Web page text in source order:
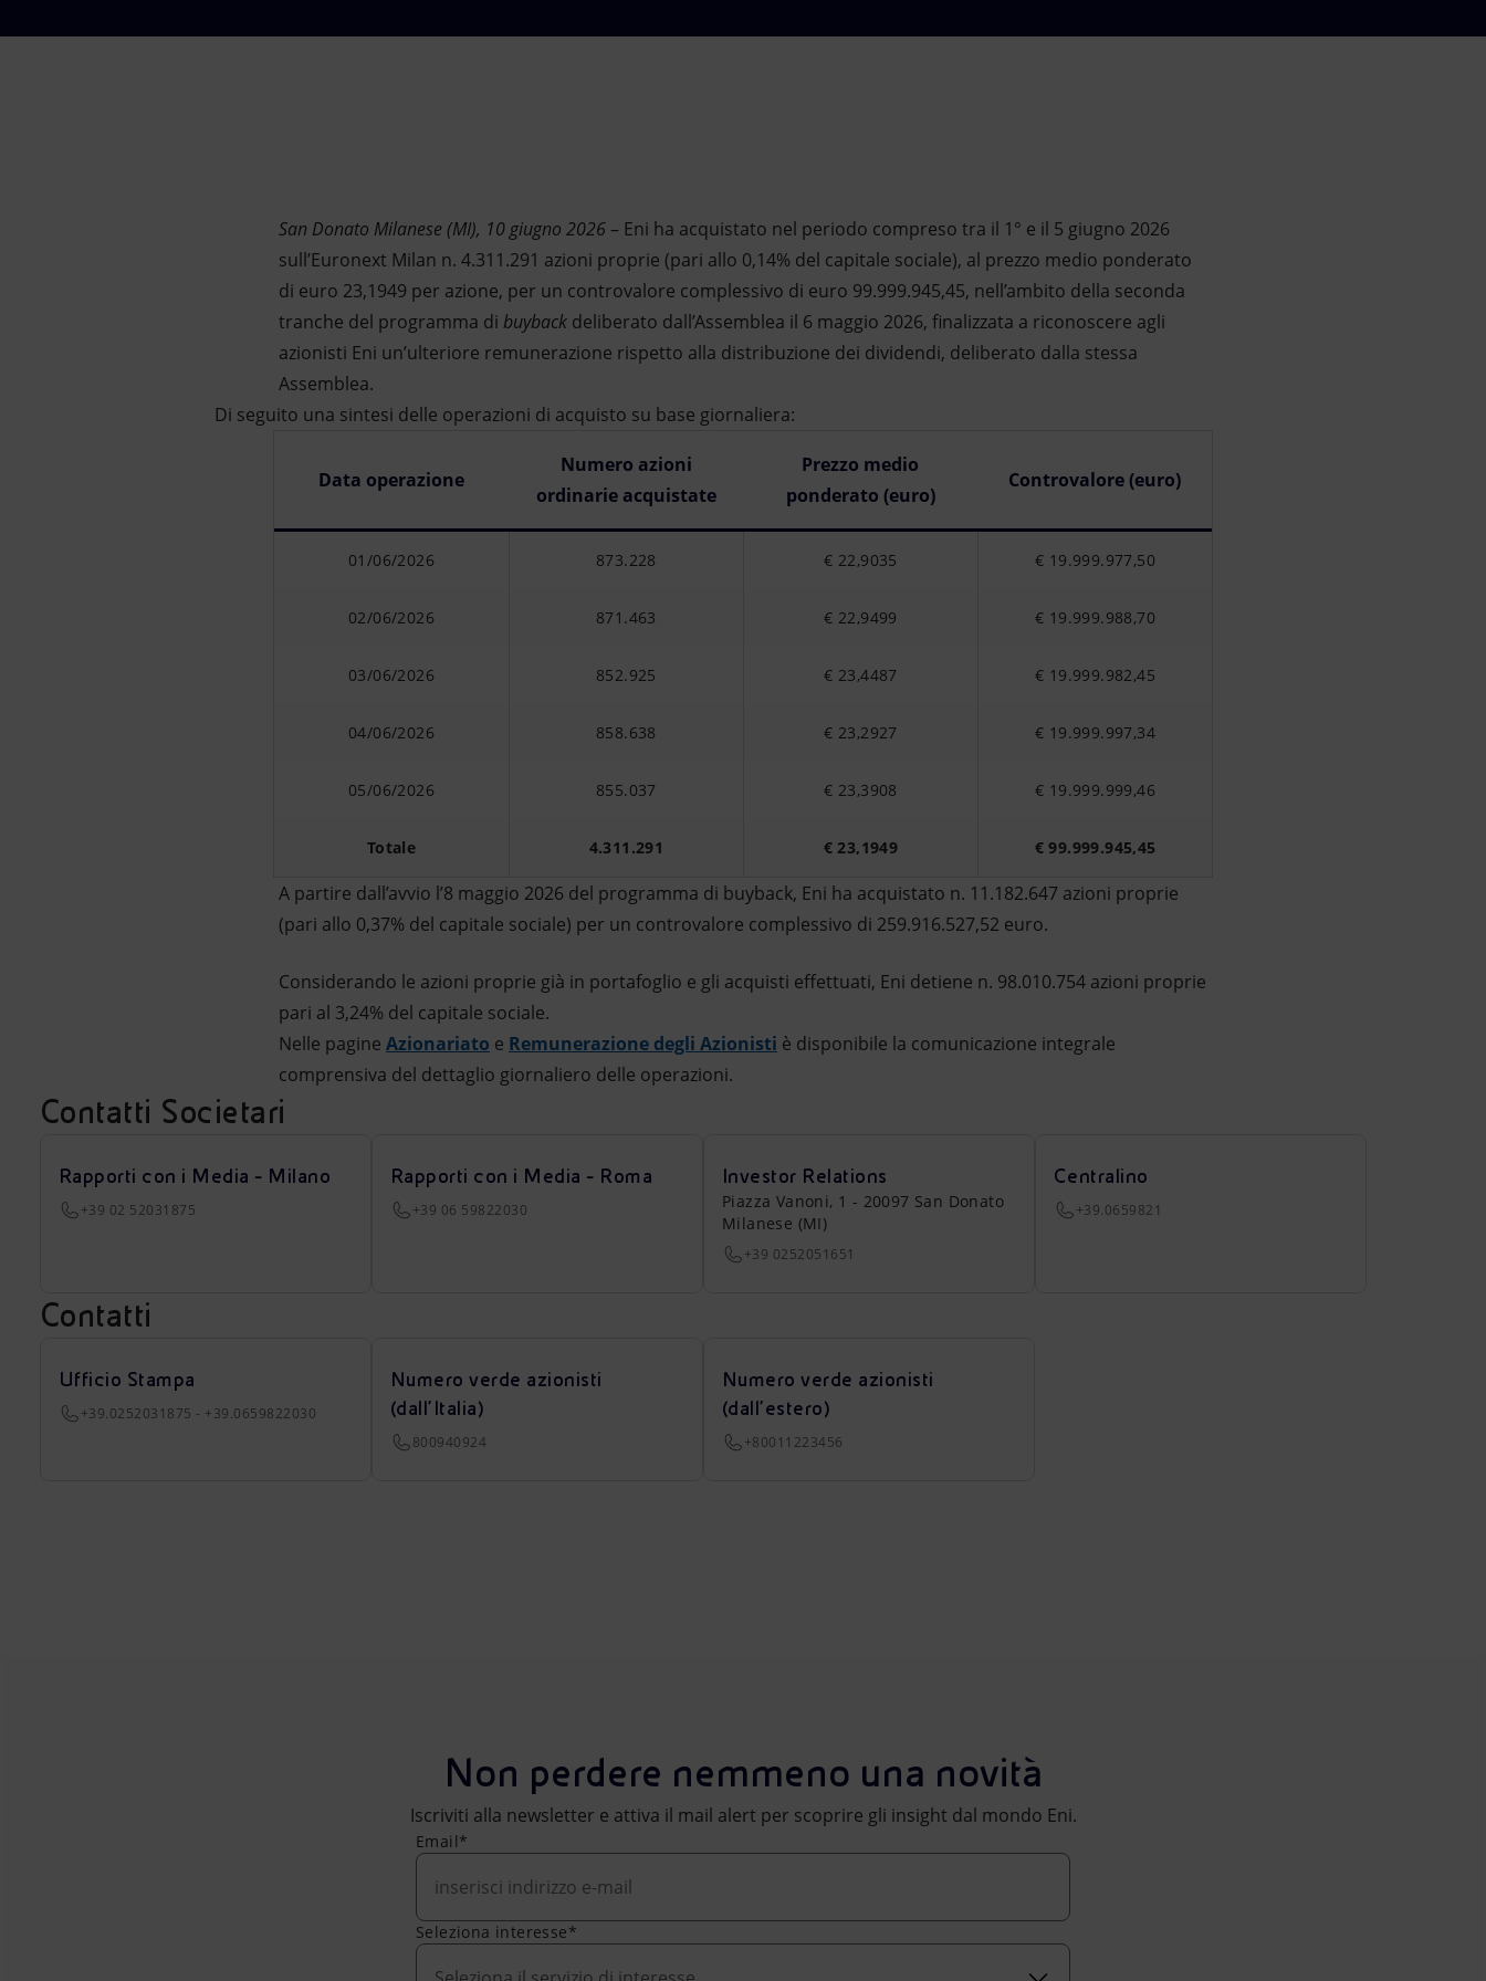
San Donato Milanese (MI), 10 giugno 2026 – Eni ha acquistato nel periodo compreso tra il 1° e il 5 giugno 2026
sull’Euronext Milan n. 4.311.291 azioni proprie (pari allo 0,14% del capitale sociale), al prezzo medio ponderato
di euro 23,1949 per azione, per un controvalore complessivo di euro 99.999.945,45, nell’ambito della seconda
tranche del programma di buyback deliberato dall’Assemblea il 6 maggio 2026, finalizzata a riconoscere agli
azionisti Eni un’ulteriore remunerazione rispetto alla distribuzione dei dividendi, deliberato dalla stessa
Assemblea.
Di seguito una sintesi delle operazioni di acquisto su base giornaliera:
Data operazione
Numero azioni
ordinarie acquistate
Prezzo medio
ponderato (euro)
Controvalore (euro)
01/06/2026 873.228 € 22,9035 € 19.999.977,50
02/06/2026 871.463 € 22,9499 € 19.999.988,70
03/06/2026 852.925 € 23,4487 € 19.999.982,45
04/06/2026 858.638 € 23,2927 € 19.999.997,34
05/06/2026 855.037 € 23,3908 € 19.999.999,46
Totale 4.311.291 € 23,1949 € 99.999.945,45
A partire dall’avvio l’8 maggio 2026 del programma di buyback, Eni ha acquistato n. 11.182.647 azioni proprie
(pari allo 0,37% del capitale sociale) per un controvalore complessivo di 259.916.527,52 euro.
Considerando le azioni proprie già in portafoglio e gli acquisti effettuati, Eni detiene n. 98.010.754 azioni proprie
pari al 3,24% del capitale sociale.
Nelle pagine Azionariato e Remunerazione degli Azionisti è disponibile la comunicazione integrale
comprensiva del dettaglio giornaliero delle operazioni.
Contatti Societari
Rapporti con i Media - Milano
+39 02 52031875
Rapporti con i Media - Roma
+39 06 59822030
Investor Relations
Piazza Vanoni, 1 - 20097 San Donato
Milanese (MI)
+39 0252051651
Centralino
+39.0659821
Contatti
Ufficio Stampa
+39.0252031875 - +39.0659822030
Numero verde azionisti
(dall’Italia)
800940924
Numero verde azionisti
(dall’estero)
+80011223456
Non perdere nemmeno una novità
Iscriviti alla newsletter e attiva il mail alert per scoprire gli insight dal mondo Eni.
Email*
Seleziona interesse*